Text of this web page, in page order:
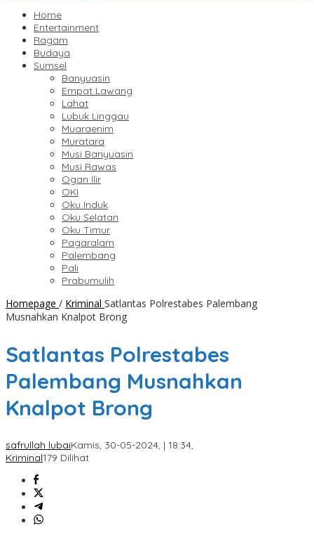
Home
Entertainment
Ragam
Budaya
Sumsel
Banyuasin
Empat Lawang
Lahat
Lubuk Linggau
Muaraenim
Muratara
Musi Banyuasin
Musi Rawas
Ogan Ilir
OKI
Oku Induk
Oku Selatan
Oku Timur
Pagaralam
Palembang
Pali
Prabumulih
Homepage / Kriminal Satlantas Polrestabes Palembang
Musnahkan Knalpot Brong
Satlantas Polrestabes
Palembang Musnahkan
Knalpot Brong
safrullah lubaiKamis, 30-05-2024, | 18:34,
Kriminal179 Dilihat